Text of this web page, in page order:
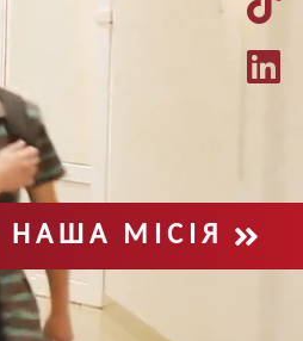
НАША МІСІЯ